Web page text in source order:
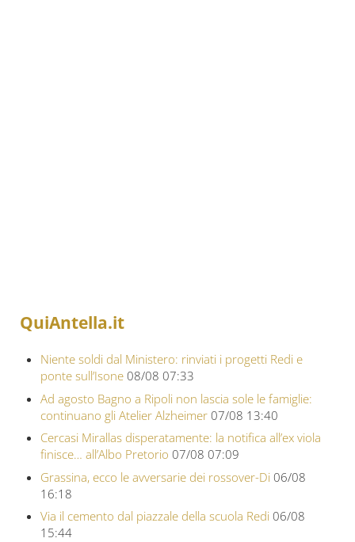
QuiAntella.it
Niente soldi dal Ministero: rinviati i progetti Redi e
ponte sull’Isone 08/08 07:33
Ad agosto Bagno a Ripoli non lascia sole le famiglie:
continuano gli Atelier Alzheimer 07/08 13:40
Cercasi Mirallas disperatamente: la notifica all’ex viola
finisce… all’Albo Pretorio 07/08 07:09
Grassina, ecco le avversarie dei rossover-Di 06/08
16:18
Via il cemento dal piazzale della scuola Redi 06/08
15:44